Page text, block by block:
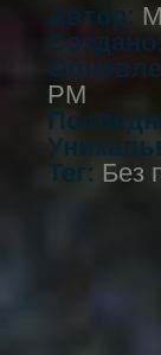
Автор:
Создано:
PM
Тег: Без